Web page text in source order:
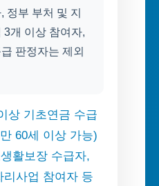
정부 부처 및 지
3개 이상 참여자,
판정자는 제외
상 기초연금 수급
60세 이상 가능)
활보장 수급자,
리사업 참여자 등